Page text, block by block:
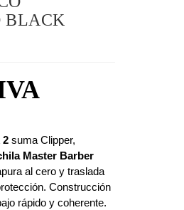
BLACK
2 suma Clipper,
Master Barber
al cero y traslada
Construcción
rápido y coherente.